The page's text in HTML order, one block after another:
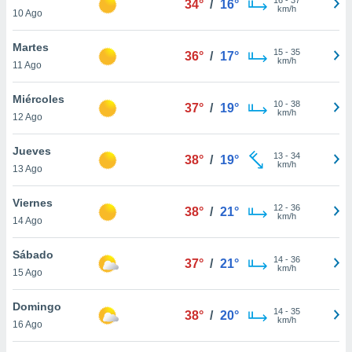
más
nuestra
y
de
disponible
cookies
aceptar
10 Ago
34° / 16°
km/h
Martes
11 Ago
36° / 17° 15- 35
km/h
Miércoles
12 Ago
37° / 19° 10- 38
km/h
Jueves
13 Ago
38° / 19° 13- 34
km/h
Viernes
14 Ago
38° / 21° 12- 36
km/h
Sábado
15 Ago
37° / 21° 14- 36
km/h
Domingo
16 Ago
38° / 20° 14- 35
km/h